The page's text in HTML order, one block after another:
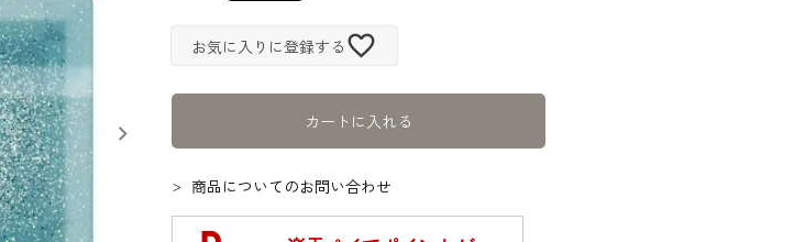
お気に入りに登録する
カートに入れる
商品についてのお問い合わせ